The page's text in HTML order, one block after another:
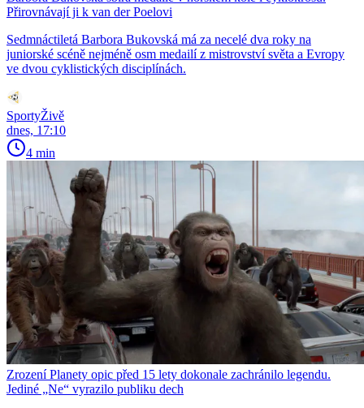
Přirovnávají ji k van der Poelovi
Sedmnáctiletá Barbora Bukovská má za necelé dva roky na
juniorské scéně nejméně osm medailí z mistrovství světa a Evropy
ve dvou cyklistických disciplínách.
SportyŽivě
dnes, 17:10
4 min
Zrození Planety opic před 15 lety dokonale zachránilo legendu.
Jediné „Ne“ vyrazilo publiku dech